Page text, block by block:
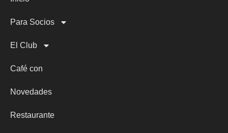
Para Socios
El Club
Café con
Novedades
Restaurante